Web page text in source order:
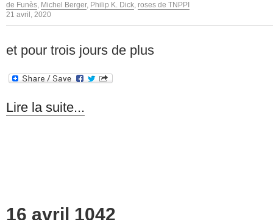
de Funès, Michel Berger, Philip K. Dick, roses de TNPPI
21 avril, 2020
et pour trois jours de plus
Lire la suite...
16 avril 1042